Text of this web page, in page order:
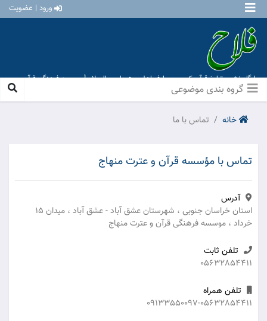
ورود | عضویت
پایگاه نشر و تبلیغ قرآن کریم و معارف اهل بیت علیهم السلام [ موسسه فرهنگی قرآن و
عترت منهاج عشق آباد ]
خانه تماس با ما
تماس با مؤسسه قرآن و عترت منهاج
آدرس
استان خراسان جنوبی ، شهرستان عشق آباد - عشق آباد ، میدان 15
خرداد ، موسسه فرهنگی قرآن و عترت منهاج
تلفن ثابت
05632854411
تلفن همراه
09133550097-05632854411